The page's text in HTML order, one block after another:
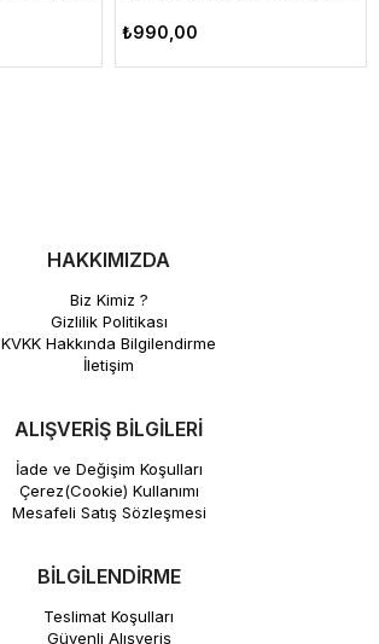
₺990,00
HAKKIMIZDA
Biz Kimiz ?
Gizlilik Politikası
KVKK Hakkında Bilgilendirme
İletişim
ALIŞVERİŞ BİLGİLERİ
İade ve Değişim Koşulları
Çerez(Cookie) Kullanımı
Mesafeli Satış Sözleşmesi
BİLGİLENDİRME
Teslimat Koşulları
Güvenli Alışveriş